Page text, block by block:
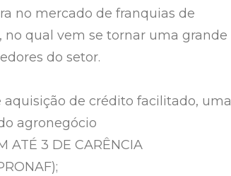
no mercado de franquias de
qual vem se tornar uma grande
do setor.
de crédito facilitado, uma
agronegócio
ATÉ 3 DE CARÊNCIA